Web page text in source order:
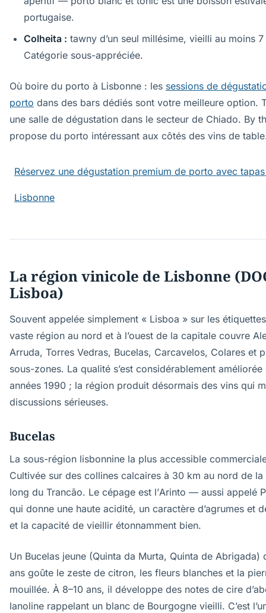
portugaise.
Colheita : tawny d’un seul millésime, vieilli au moins 7
Catégorie sous-appréciée.
Où boire du porto à Lisbonne : les sessions de
porto dans des bars dédiés sont votre meilleure option.
une salle de dégustation dans le secteur de Chiado. By
propose du porto intéressant aux côtés des vins de
Réservez une dégustation premium de porto avec
Lisbonne
La région vinicole de Lisbonne
Lisboa)
Souvent appelée simplement « Lisboa » sur les
vaste région au nord et à l’ouest de la capitale couvre
Arruda, Torres Vedras, Bucelas, Carcavelos, Colares et
sous-zones. La qualité s’est considérablement
années 1990 ; la région produit désormais des vins qui
discussions sérieuses.
Bucelas
La sous-région lisbonnine la plus accessible
Cultivée sur des collines calcaires à 30 km au nord de
long du Trancão. Le cépage est l’Arinto — aussi appelé
qui donne une haute acidité, un caractère d’agrumes et
et la capacité de vieillir étonnamment bien.
Un Bucelas jeune (Quinta da Murta, Quinta de Abrigada)
ans goûte le zeste de citron, les fleurs blanches et la
mouillée. À 8–10 ans, il développe des notes de cire
lanoline rappelant un blanc de Bourgogne vieilli. C’est